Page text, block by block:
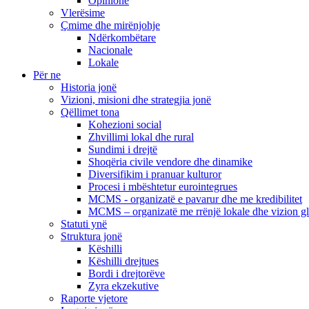
Vlerësime
Çmime dhe mirënjohje
Ndërkombëtare
Nacionale
Lokale
Për ne
Historia jonë
Vizioni, misioni dhe strategjia jonë
Qëllimet tona
Kohezioni social
Zhvillimi lokal dhe rural
Sundimi i drejtë
Shoqëria civile vendore dhe dinamike
Diversifikim i pranuar kulturor
Procesi i mbështetur eurointegrues
MCMS - organizatë e pavarur dhe me kredibilitet
MCMS – organizatë me rrënjë lokale dhe vizion
Statuti ynë
Struktura jonë
Këshilli
Këshilli drejtues
Bordi i drejtorëve
Zyra ekzekutive
Raporte vjetore